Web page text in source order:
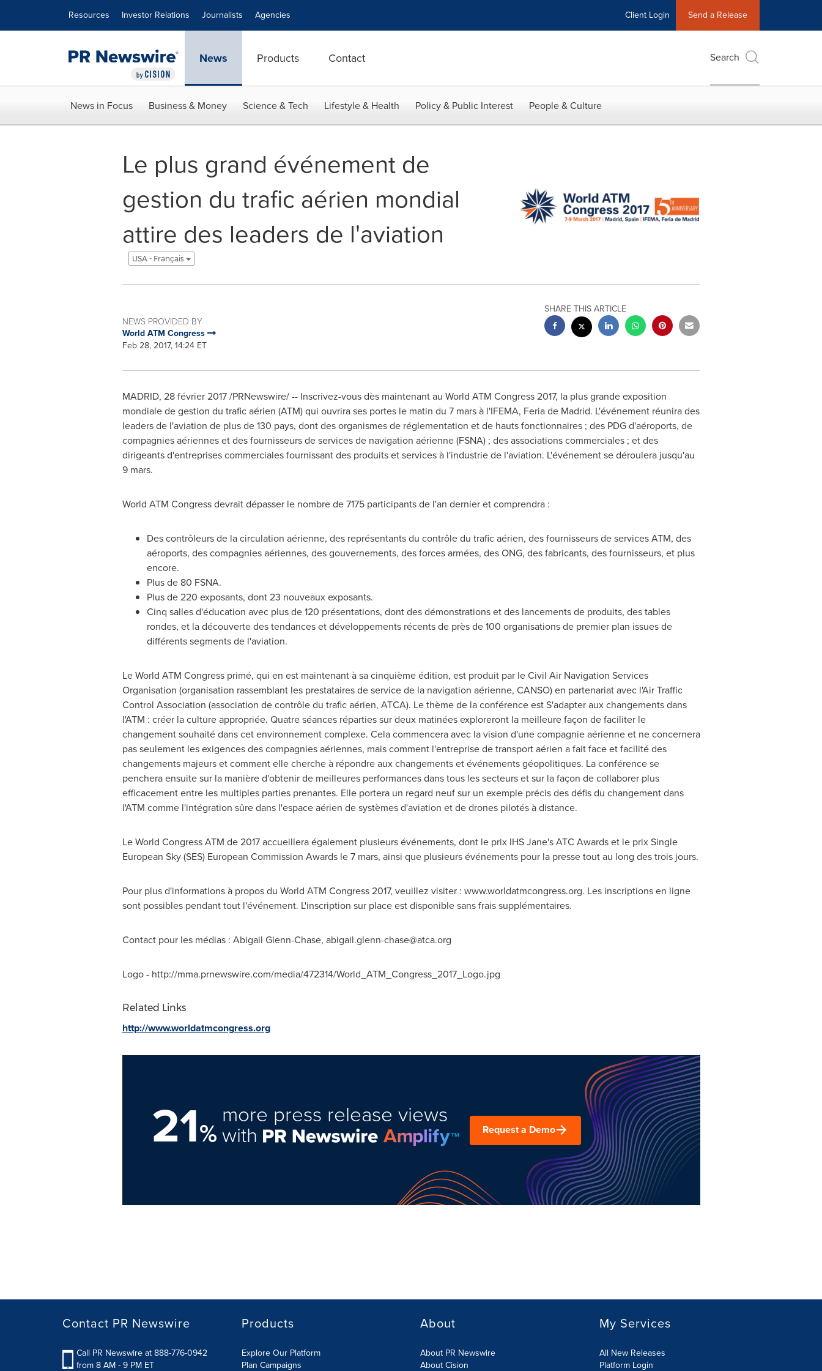
Resources Investor Relations Journalists Agencies Client Login Send a Release
News Products Contact Search
News in Focus Business & Money Science & Tech Lifestyle & Health Policy & Public Interest People & Culture
Le plus grand événement de
gestion du trafic aérien mondial
attire des leaders de l'aviation
USA - Français
NEWS PROVIDED BY
World ATM Congress
Feb 28, 2017, 14:24 ET
SHARE THIS ARTICLE
MADRID, 28 février 2017 /PRNewswire/ -- Inscrivez-vous dès maintenant au World ATM Congress 2017, la plus grande exposition
mondiale de gestion du trafic aérien (ATM) qui ouvrira ses portes le matin du 7 mars à l'IFEMA, Feria de Madrid. L'événement réunira des
leaders de l'aviation de plus de 130 pays, dont des organismes de réglementation et de hauts fonctionnaires ; des PDG d'aéroports, de
compagnies aériennes et des fournisseurs de services de navigation aérienne (FSNA) ; des associations commerciales ; et des
dirigeants d'entreprises commerciales fournissant des produits et services à l'industrie de l'aviation. L'événement se déroulera jusqu'au
9 mars.
World ATM Congress devrait dépasser le nombre de 7175 participants de l'an dernier et comprendra :
Des contrôleurs de la circulation aérienne, des représentants du contrôle du trafic aérien, des fournisseurs de services ATM, des
aéroports, des compagnies aériennes, des gouvernements, des forces armées, des ONG, des fabricants, des fournisseurs, et plus
encore.
Plus de 80 FSNA.
Plus de 220 exposants, dont 23 nouveaux exposants.
Cinq salles d'éducation avec plus de 120 présentations, dont des démonstrations et des lancements de produits, des tables
rondes, et la découverte des tendances et développements récents de près de 100 organisations de premier plan issues de
différents segments de l'aviation.
Le World ATM Congress primé, qui en est maintenant à sa cinquième édition, est produit par le Civil Air Navigation Services
Organisation (organisation rassemblant les prestataires de service de la navigation aérienne, CANSO) en partenariat avec l'Air Traffic
Control Association (association de contrôle du trafic aérien, ATCA). Le thème de la conférence est S'adapter aux changements dans
l'ATM : créer la culture appropriée. Quatre séances réparties sur deux matinées exploreront la meilleure façon de faciliter le
changement souhaité dans cet environnement complexe. Cela commencera avec la vision d'une compagnie aérienne et ne concernera
pas seulement les exigences des compagnies aériennes, mais comment l'entreprise de transport aérien a fait face et facilité des
changements majeurs et comment elle cherche à répondre aux changements et événements géopolitiques. La conférence se
penchera ensuite sur la manière d'obtenir de meilleures performances dans tous les secteurs et sur la façon de collaborer plus
efficacement entre les multiples parties prenantes. Elle portera un regard neuf sur un exemple précis des défis du changement dans
l'ATM comme l'intégration sûre dans l'espace aérien de systèmes d'aviation et de drones pilotés à distance.
Le World Congress ATM de 2017 accueillera également plusieurs événements, dont le prix IHS Jane's ATC Awards et le prix Single
European Sky (SES) European Commission Awards le 7 mars, ainsi que plusieurs événements pour la presse tout au long des trois jours.
Pour plus d'informations à propos du World ATM Congress 2017, veuillez visiter : www.worldatmcongress.org. Les inscriptions en ligne
sont possibles pendant tout l'événement. L'inscription sur place est disponible sans frais supplémentaires.
Contact pour les médias : Abigail Glenn-Chase, abigail.glenn-chase@atca.org
Logo - http://mma.prnewswire.com/media/472314/World_ATM_Congress_2017_Logo.jpg
Related Links
http://www.worldatmcongress.org
21%
more press release views
with Request a Demo
Contact PR Newswire
Call PR Newswire at 888-776-0942
from 8 AM - 9 PM ET
Products
Explore Our Platform
Plan Campaigns
About
About PR Newswire
About Cision
My Services
All New Releases
Platform Login